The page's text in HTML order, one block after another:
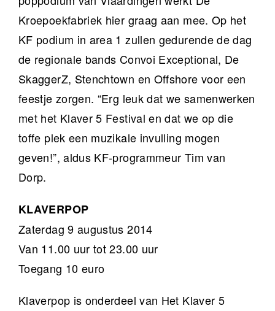
Kroepoekfabriek hier graag aan mee. Op het
KF podium in area 1 zullen gedurende de dag
de regionale bands Convoi Exceptional, De
SkaggerZ, Stenchtown en Offshore voor een
feestje zorgen. “Erg leuk dat we samenwerken
met het Klaver 5 Festival en dat we op die
toffe plek een muzikale invulling mogen
geven!”, aldus KF-programmeur Tim van
Dorp.
KLAVERPOP
Zaterdag 9 augustus 2014
Van 11.00 uur tot 23.00 uur
Toegang 10 euro
Klaverpop is onderdeel van Het Klaver 5